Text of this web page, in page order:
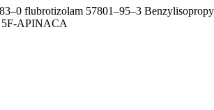
flubrotizolam 57801–95–3
5F-APINACA